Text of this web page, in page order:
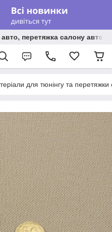
перетяжка салону авто
для тюнінгу та